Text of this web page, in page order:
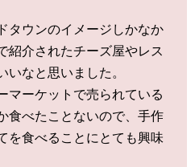
タウンのイメージしかなか
紹介されたチーズ屋やレス
いなと思いました。
マーケットで売られている
食べたことないので、手作
を食べることにとても興味